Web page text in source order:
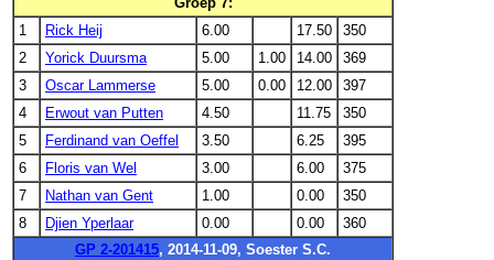
1
Rick Heij 6.00 17.50
350
2
Yorick Duursma 5.00 1.00 14.00
369
3
Oscar Lammerse 5.00 0.00 12.00
397
4
Erwout van Putten 4.50 11.75
350
5
Ferdinand van Oeffel 3.50 6.25
395
6
Floris van Wel 3.00 6.00
375
7
Nathan van Gent 1.00 0.00
350
8
Djien Yperlaar 0.00 0.00
360
GP 2-201415, 2014-11-09, Soester S.C.